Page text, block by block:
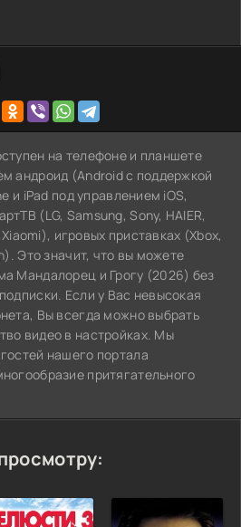
на телефоне и планшете
андроид (Android с поддержкой
и iPad под управлением iOS,
(LG, Samsung, Sony, HAIER,
игровых приставках (Xbox,
Это значит, что вы можете
Мандалорец и Грогу (2026) без
Если у Вас невысокая
Вы всегда можно выбрать
видео в настройках. Мы
нашего портала
притягательного